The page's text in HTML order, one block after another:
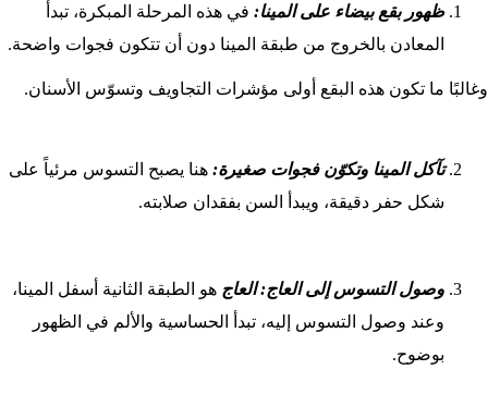
ظهور بقع بيضاء على المينا: في هذه المرحلة المبكرة، تبدأ
المعادن بالخروج من طبقة المينا دون أن تتكون فجوات واضحة.
وغالبًا ما تكون هذه البقع أولى مؤشرات التجاويف وتسوّس الأسنان.
تآكل المينا وتكوّن فجوات صغيرة: هنا يصبح التسوس مرئياً على
شكل حفر دقيقة، ويبدأ السن بفقدان صلابته.
وصول التسوس إلى العاج: العاج هو الطبقة الثانية أسفل المينا،
وعند وصول التسوس إليه، تبدأ الحساسية والألم في الظهور
بوضوح.